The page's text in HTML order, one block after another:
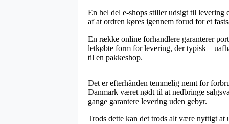
En hel del e-shops stiller udsigt til levering
af at ordren køres igennem forud for et
En række online forhandlere garanterer
letkøbte form for levering, der typisk –
til en pakkeshop.
Det er efterhånden temmelig nemt for
Danmark været nødt til at nedbringe
gange garantere levering uden gebyr.
Trods dette kan det trods alt være nyttigt